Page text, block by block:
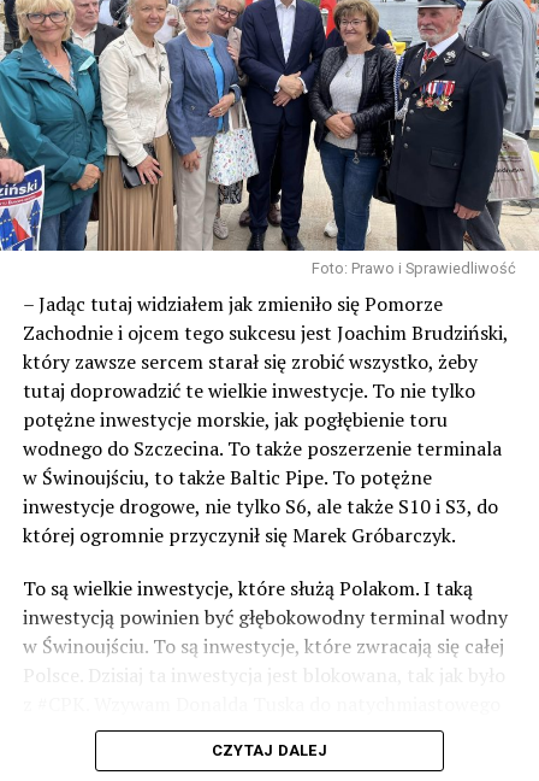
Foto: Prawo i Sprawiedliwość
– Jadąc tutaj widziałem jak zmieniło się Pomorze
Zachodnie i ojcem tego sukcesu jest Joachim Brudziński,
który zawsze sercem starał się zrobić wszystko, żeby
tutaj doprowadzić te wielkie inwestycje. To nie tylko
potężne inwestycje morskie, jak pogłębienie toru
wodnego do Szczecina. To także poszerzenie terminala
w Świnoujściu, to także Baltic Pipe. To potężne
inwestycje drogowe, nie tylko S6, ale także S10 i S3, do
której ogromnie przyczynił się Marek Gróbarczyk.
To są wielkie inwestycje, które służą Polakom. I taką
inwestycją powinien być głębokowodny terminal wodny
w Świnoujściu. To są inwestycje, które zwracają się całej
Polsce. Dzisiaj ta inwestycja jest blokowana, tak jak było
odblokowania CPK.
CZYTAJ DALEJ